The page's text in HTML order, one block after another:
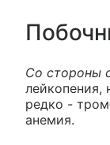
Со стороны
лейкопения,
редко -
анемия.